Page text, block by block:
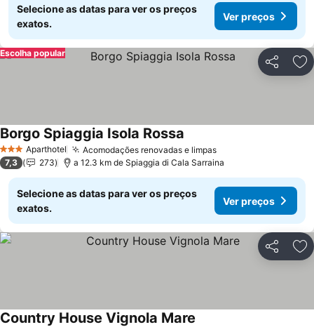
Selecione as datas para ver os preços
exatos.
Ver preços
Partilhar
Escolha popular
3 EstrelasAparthotel Acomodações renovadas e limpas
Borgo Spiaggia Isola Rossa
7,3 273 a 12.3 km de Spiaggia di Cala Sarraina
Selecione as datas para ver os preços
exatos.
Ver preços
Partilhar
Country House Vignola Mare